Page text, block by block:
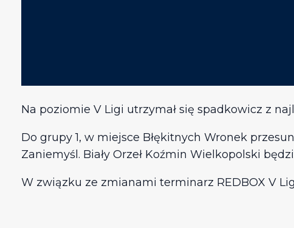
Na poziomie V Ligi utrzymał się spadkowicz z
Do grupy 1, w miejsce Błękitnych Wronek
Zaniemyśl. Biały Orzeł Koźmin Wielkopolski
W związku ze zmianami terminarz REDBOX V